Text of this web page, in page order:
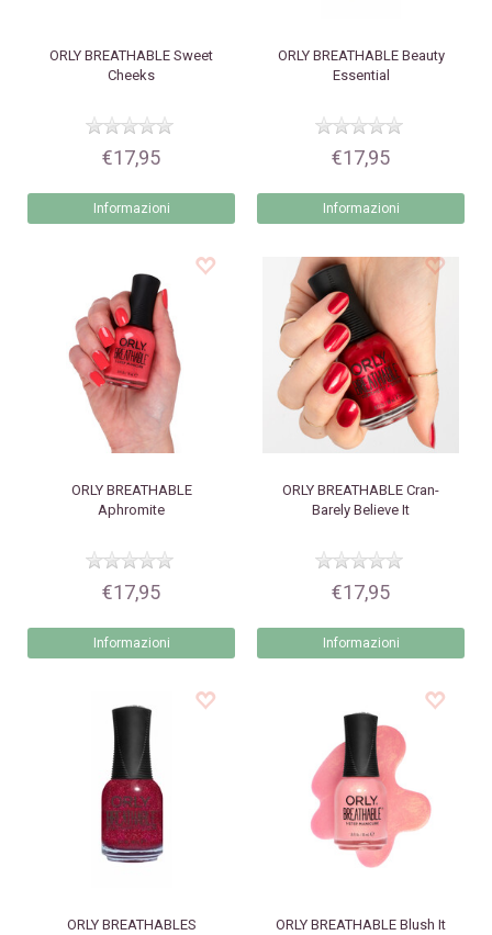
ORLY BREATHABLE Sweet
Cheeks
€17,95
Informazioni
ORLYBREATHABLE Beauty
Essential
€17,95
Informazioni
ORLYBREATHABLE
Aphromite
€17,95
Informazioni
ORLY BREATHABLE Cran-
Barely Believe It
€17,95
Informazioni
ORLYBREATHABLES
ORLY BREATHABLE Blush It